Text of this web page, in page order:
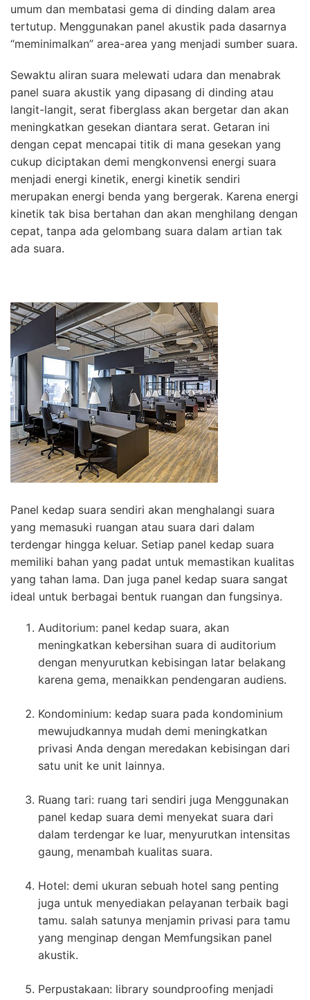
umum dan membatasi gema di dinding dalam area
tertutup. Menggunakan panel akustik pada dasarnya
“meminimalkan” area-area yang menjadi sumber suara.
Sewaktu aliran suara melewati udara dan menabrak
panel suara akustik yang dipasang di dinding atau
langit-langit, serat fiberglass akan bergetar dan akan
meningkatkan gesekan diantara serat. Getaran ini
dengan cepat mencapai titik di mana gesekan yang
cukup diciptakan demi mengkonvensi energi suara
menjadi energi kinetik, energi kinetik sendiri
merupakan energi benda yang bergerak. Karena energi
kinetik tak bisa bertahan dan akan menghilang dengan
cepat, tanpa ada gelombang suara dalam artian tak
ada suara.
Panel kedap suara sendiri akan menghalangi suara
yang memasuki ruangan atau suara dari dalam
terdengar hingga keluar. Setiap panel kedap suara
memiliki bahan yang padat untuk memastikan kualitas
yang tahan lama. Dan juga panel kedap suara sangat
ideal untuk berbagai bentuk ruangan dan fungsinya.
Auditorium: panel kedap suara, akan
meningkatkan kebersihan suara di auditorium
dengan menyurutkan kebisingan latar belakang
karena gema, menaikkan pendengaran audiens.
Kondominium: kedap suara pada kondominium
mewujudkannya mudah demi meningkatkan
privasi Anda dengan meredakan kebisingan dari
satu unit ke unit lainnya.
Ruang tari: ruang tari sendiri juga Menggunakan
panel kedap suara demi menyekat suara dari
dalam terdengar ke luar, menyurutkan intensitas
gaung, menambah kualitas suara.
Hotel: demi ukuran sebuah hotel sang penting
juga untuk menyediakan pelayanan terbaik bagi
tamu. salah satunya menjamin privasi para tamu
yang menginap dengan Memfungsikan panel
akustik.
Perpustakaan: library soundproofing menjadi